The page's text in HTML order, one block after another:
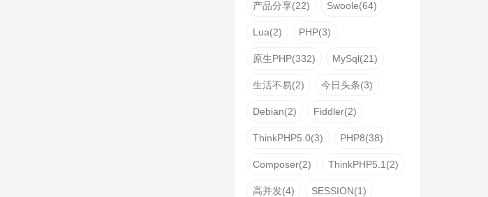
产品分享(22) Swoole(64)
Lua(2) PHP(3)
原生PHP(332) MySql(21)
生活不易(2) 今日头条(3)
Debian(2) Fiddler(2)
ThinkPHP5.0(3) PHP8(38)
Composer(2) ThinkPHP5.1(2)
高并发(4) SESSION(1)